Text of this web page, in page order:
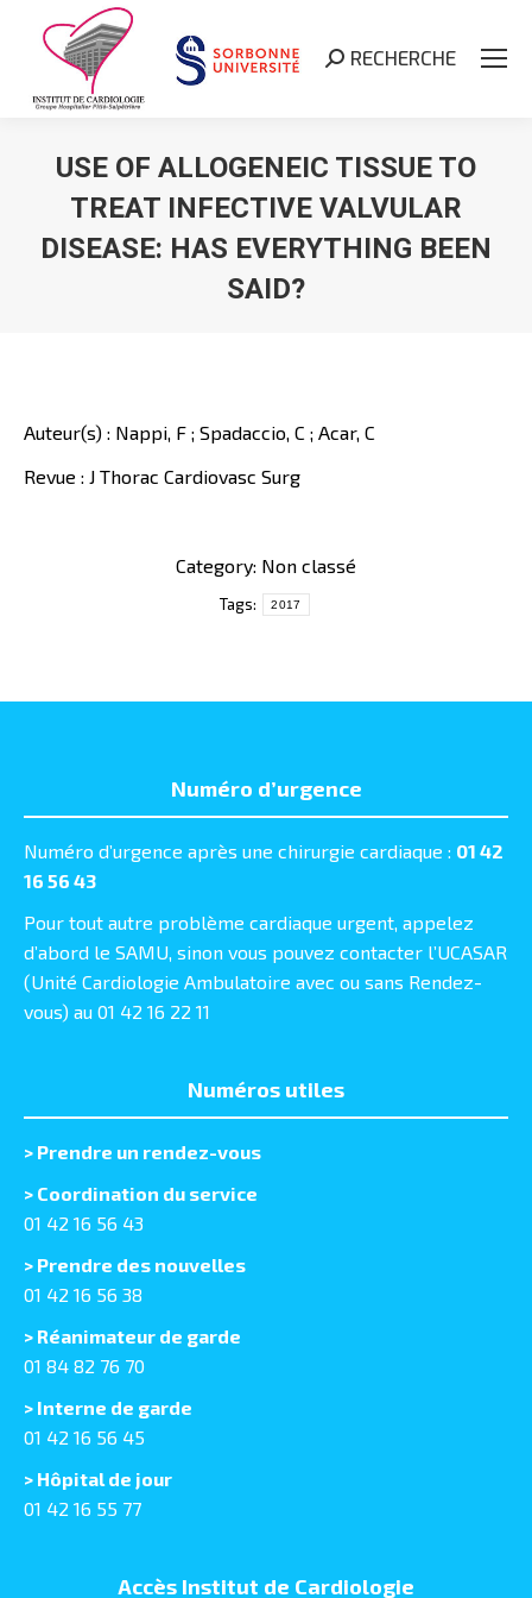
Search:
RECHERCHE
USE OF ALLOGENEIC TISSUE TO
TREAT INFECTIVE VALVULAR
DISEASE: HAS EVERYTHING BEEN
SAID?
Auteur(s) : Nappi, F ; Spadaccio, C ; Acar, C
Revue : J Thorac Cardiovasc Surg
Category: Non classé
Tags: 2017
Numéro d’urgence
Numéro d’urgence après une chirurgie cardiaque : 01 42
16 56 43
Pour tout autre problème cardiaque urgent, appelez
d’abord le SAMU, sinon vous pouvez contacter l’UCASAR
(Unité Cardiologie Ambulatoire avec ou sans Rendez-
vous) au 01 42 16 22 11
Numéros utiles
> Prendre un rendez-vous
> Coordination du service
01 42 16 56 43
> Prendre des nouvelles
01 42 16 56 38
> Réanimateur de garde
01 84 82 76 70
> Interne de garde
01 42 16 56 45
> Hôpital de jour
01 42 16 55 77
Accès Institut de Cardiologie